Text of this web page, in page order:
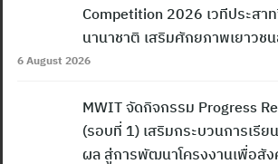
Competition 2026 เวทีประสา
นานาชาติ เสริมศักยภาพเยาวช
6 August 2026
MWIT จัดกิจกรรม Progress
(รอบที่ 1) เสริมกระบวนการเรี
ผล สู่การพัฒนาโครงงานเพื่อสัง